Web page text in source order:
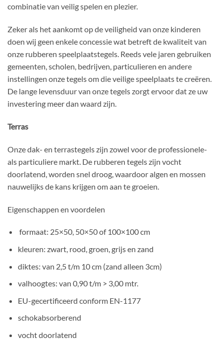
combinatie van veilig spelen en plezier.
Zeker als het aankomt op de veiligheid van onze kinderen
doen wij geen enkele concessie wat betreft de kwaliteit van
onze rubberen speelplaatstegels. Reeds vele jaren gebruiken
gemeenten, scholen, bedrijven, particulieren en andere
instellingen onze tegels om die veilige speelplaats te creëren.
De lange levensduur van onze tegels zorgt ervoor dat ze uw
investering meer dan waard zijn.
Terras
Onze dak- en terrastegels zijn zowel voor de professionele-
als particuliere markt. De rubberen tegels zijn vocht
doorlatend, worden snel droog, waardoor algen en mossen
nauwelijks de kans krijgen om aan te groeien.
Eigenschappen en voordelen
formaat: 25×50, 50×50 of 100×100 cm
kleuren: zwart, rood, groen, grijs en zand
diktes: van 2,5 t/m 10 cm (zand alleen 3cm)
valhoogtes: van 0,90 t/m > 3,00 mtr.
EU-gecertificeerd conform EN-1177
schokabsorberend
vocht doorlatend